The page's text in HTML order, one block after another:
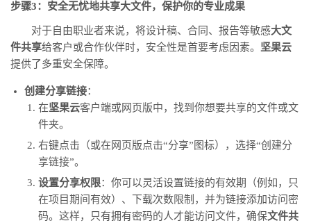
步骤3：安全无忧地共享大文件，保护你的专业成果
对于自由职业者来说，将设计稿、合同、报告等敏感大文
件共享给客户或合作伙伴时，安全性是首要考虑因素。 坚果云
提供了多重安全保障。
创建分享链接：
在坚果云客户端或网页版中，找到你想要共享的文件或文
件夹。
右键点击（或在网页版点击“分享”图标），选择“创建分
享链接”。
设置分享权限：你可以灵活设置链接的有效期（例如，只
在项目期间有效）、下载次数限制，并为链接添加访问密
码。这样，只有拥有密码的人才能访问文件，确保文件共